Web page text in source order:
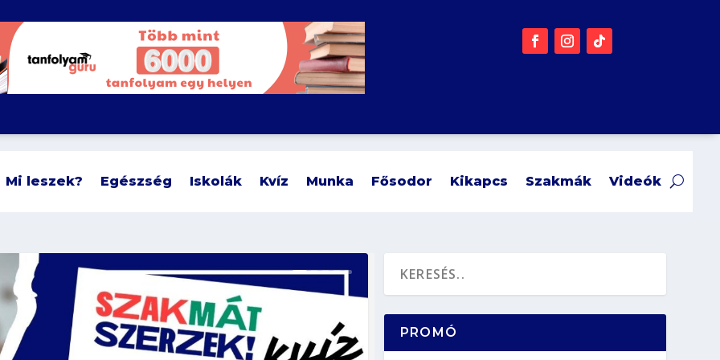
Mi leszek? Egészség Iskolák Kvíz Munka Fősodor Kikapcs Szakmák Videók
PROMÓ